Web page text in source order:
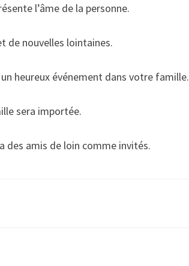
l’âme de la personne.
de nouvelles lointaines.
heureux événement dans votre famille.
sera importée.
des amis de loin comme invités.